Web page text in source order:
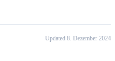
Updated 8. Dezember 2024